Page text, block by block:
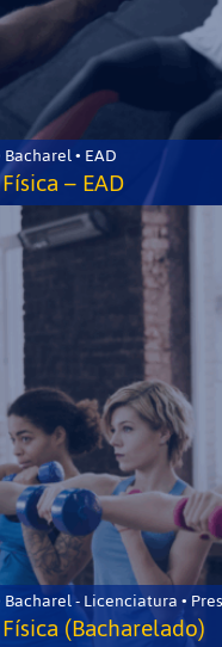
• EAD
– EAD
Bacharel - Licenciatura •
(Bacharelado)